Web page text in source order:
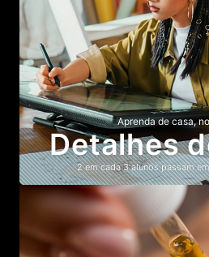
Aprenda de casa,
Detalhes
2 em cada 3 alunos passam